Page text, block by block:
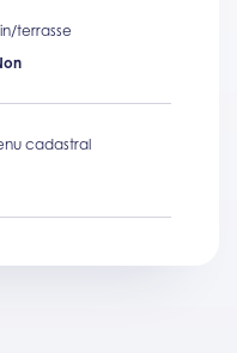
terrasse
cadastral